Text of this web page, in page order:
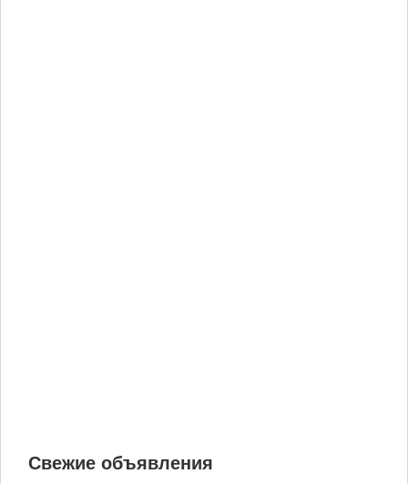
Свежие объявления